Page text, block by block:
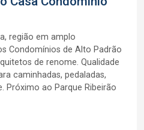
região em amplo
Condomínios de Alto Padrão
de renome. Qualidade
caminhadas, pedaladas,
Próximo ao Parque Ribeirão